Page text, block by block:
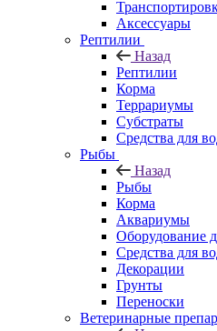
Аксессуары
Рептилии
Назад
Рептилии
Корма
Террариумы
Субстраты
Средства для
Рыбы
Назад
Рыбы
Корма
Аквариумы
Оборудование
Средства для
Декорации
Грунты
Переноски
Ветеринарные